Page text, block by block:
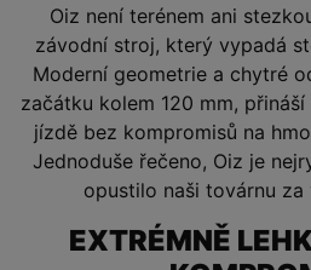
Oiz není terénem ani
závodní stroj, který vypadá
Moderní geometrie a chytré
začátku kolem 120 mm,
jízdě bez kompromisů na
Jednoduše řečeno, Oiz je
opustilo naši továrnu za
EXTRÉMNĚ